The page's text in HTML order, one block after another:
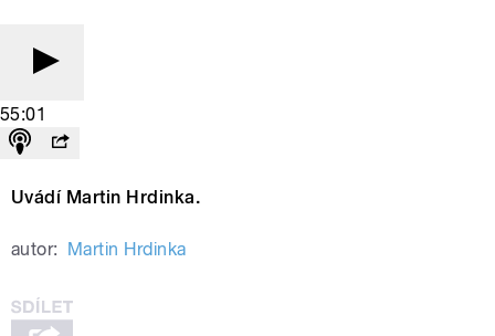
55:01
Uvádí Martin Hrdinka.
autor: Martin Hrdinka